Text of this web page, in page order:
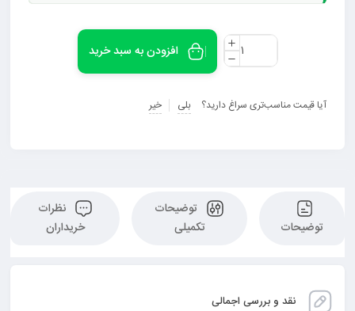
افزودن به سبد خرید
آیا قیمت مناسب‌تری سراغ دارید؟ بلی خیر
توضیحات
توضیحات
تکمیلی
نظرات
خریداران
نقد و بررسی اجمالی